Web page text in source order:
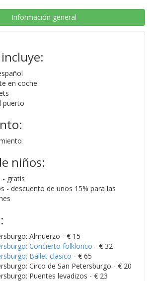
Información general
en coche
puerto
niños:
- gratis
- descuento de unos 15% para las
Almuerzo - € 15
Concierto folklorico - € 32
Ballet clasico - € 65
Circo de San Petersburgo - € 20
Puentes levadizos - € 23